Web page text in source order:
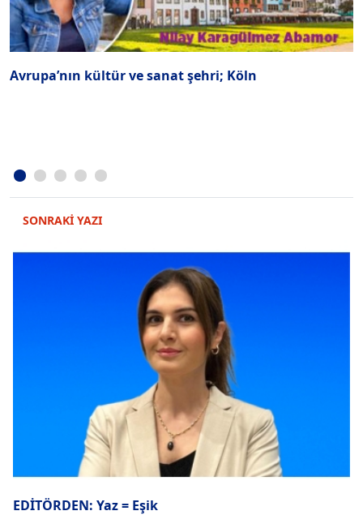
Avrupa’nın kültür ve sanat şehri; Köln
SONRAKİ YAZI
EDİTÖRDEN: Yaz = Eşik